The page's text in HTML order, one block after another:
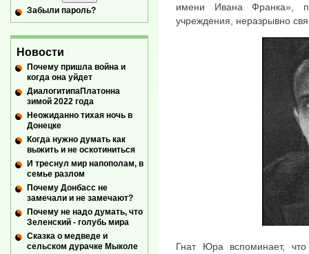
имени Ивана Франка»,
учреждения, неразрывно
Гнат Юра вспоминает,
Забыли пароль?
Новости
Почему пришла война и
когда она уйдет
ДиалогитипаПлатонна
зимой 2022 года
Неожиданно тихая ночь в
Донецке
Когда нужно думать как
выжить и не оскотиниться
И треснул мир напополам, в
семье разлом
Почему Донбасс не
замечали и не замечают?
Почему не надо думать, что
Зеленский - голубь мира
Сказка о медведе и
сельском дурачке Мыколе